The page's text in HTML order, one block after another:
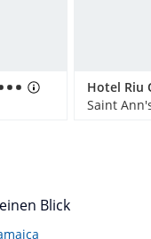
Hotel Riu
Saint
Blick